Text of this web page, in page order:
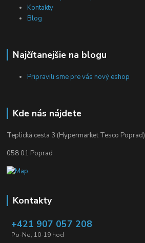
Kontakty
Blog
Najčítanejšie na blogu
Pripravili sme pre vás nový eshop
Kde nás nájdete
Teplická cesta 3 (Hypermarket Tesco Poprad)
058 01 Poprad
Kontakty
+421 907 057 208
Po-Ne, 10-19 hod